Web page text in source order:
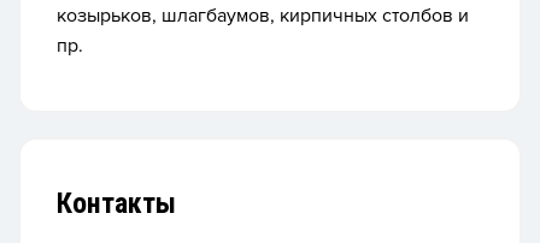
козырьков, шлагбаумов, кирпичных столбов и
пр.
Контакты